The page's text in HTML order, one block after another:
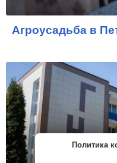
Агроусадьба в
Политика